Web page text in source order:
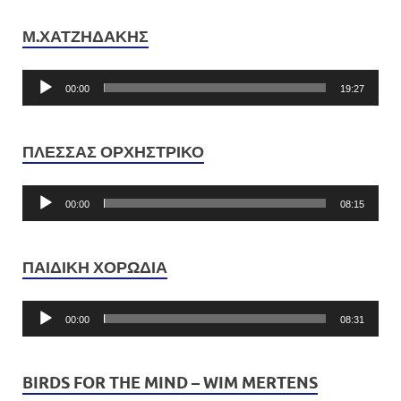
Μ.ΧΑΤΖΗΔΆΚΗΣ
00:00 19:27
ΠΛΈΣΣΑΣ ΟΡΧΗΣΤΡΙΚΌΠρόγραμμα
00:00 08:15
ΠΑΙΔΙΚΗ ΧΟΡΩΔΙΑ
00:00 08:31
BIRDS FOR THE MIND – WIM MERTENSΠρόγραμμα